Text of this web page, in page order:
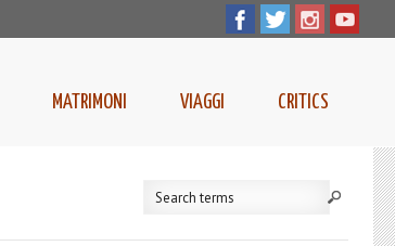
MATRIMONI VIAGGI CRITICS